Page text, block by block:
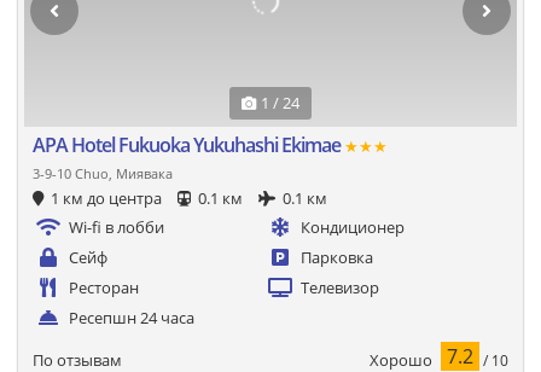
1 / 24
APA Hotel Fukuoka Yukuhashi Ekimae★★★
3-9-10 Chuo, Миявака
1 км до центра 0.1 км
0.1 км
Wi-fi в лобби
Кондиционер
Сейф
Парковка
Ресторан
Телевизор
Ресепшн 24 часа
По отзывам Хорошо 7.2 / 10